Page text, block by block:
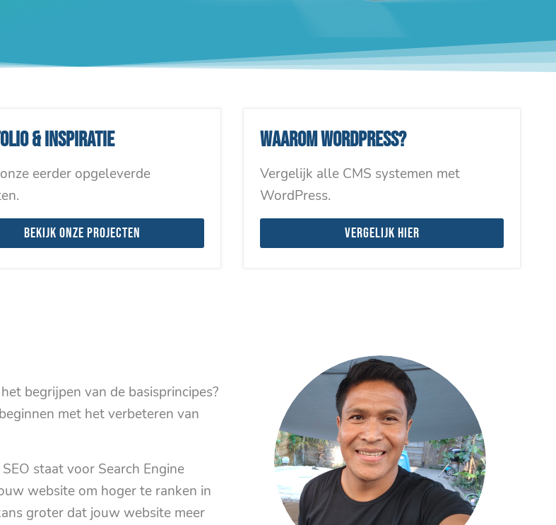
& inspiratie
eerder opgeleverde
Bekijk onze projecten
Waarom WordPress?
Vergelijk alle CMS systemen met
WordPress.
Vergelijk hier
begrijpen van de basisprincipes?
met het verbeteren van
staat voor Search Engine
website om hoger te ranken in
groter dat jouw website meer